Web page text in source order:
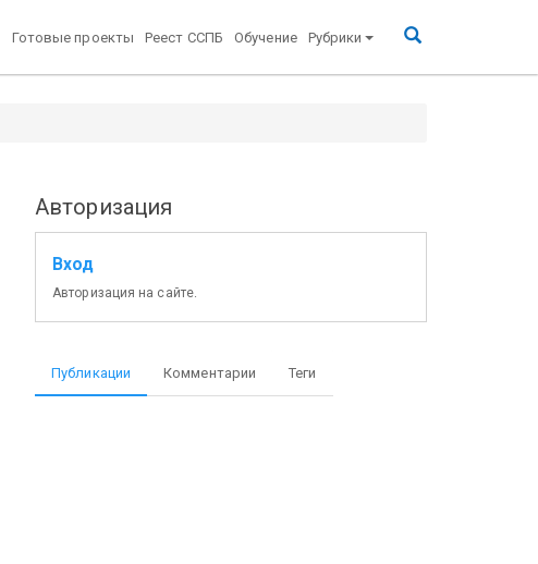
Готовые проекты Реест ССПБ Обучение Рубрики
Авторизация
Вход
Авторизация на сайте.
Публикации Комментарии Теги